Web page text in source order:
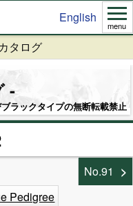
English
menu
タログ
ラックタイプの無断転載禁止
No.91
Pedigree